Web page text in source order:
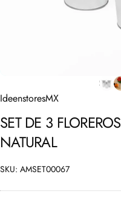
IdeenstoresMX
SET DE 3 FLOREROS
NATURAL
SKU: AMSET00067